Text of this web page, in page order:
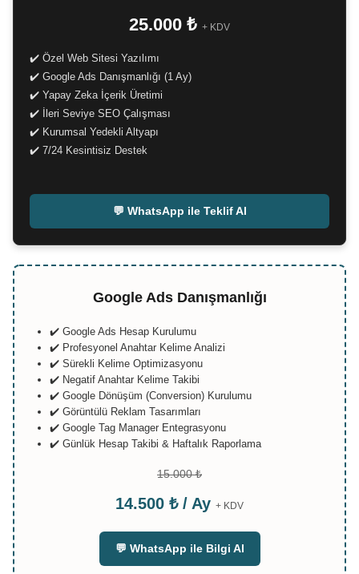
25.000 ₺ + KDV
✔️ Özel Web Sitesi Yazılımı
✔️ Google Ads Danışmanlığı (1 Ay)
✔️ Yapay Zeka İçerik Üretimi
✔️ İleri Seviye SEO Çalışması
✔️ Kurumsal Yedekli Altyapı
✔️ 7/24 Kesintisiz Destek
💬 WhatsApp ile Teklif Al
Google Ads Danışmanlığı
✔️ Google Ads Hesap Kurulumu
✔️ Profesyonel Anahtar Kelime Analizi
✔️ Sürekli Kelime Optimizasyonu
✔️ Negatif Anahtar Kelime Takibi
✔️ Google Dönüşüm (Conversion) Kurulumu
✔️ Görüntülü Reklam Tasarımları
✔️ Google Tag Manager Entegrasyonu
✔️ Günlük Hesap Takibi & Haftalık Raporlama
15.000 ₺
14.500 ₺ / Ay + KDV
💬 WhatsApp ile Bilgi Al